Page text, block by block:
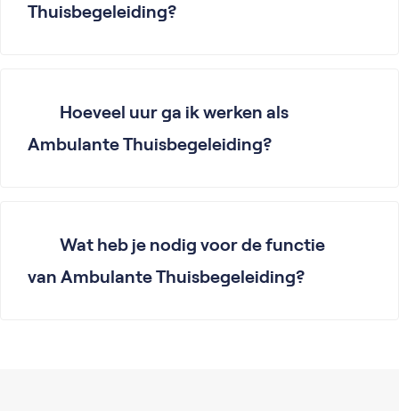
Thuisbegeleiding?
Hoeveel uur ga ik werken als
Ambulante Thuisbegeleiding?
Wat heb je nodig voor de functie
van Ambulante Thuisbegeleiding?